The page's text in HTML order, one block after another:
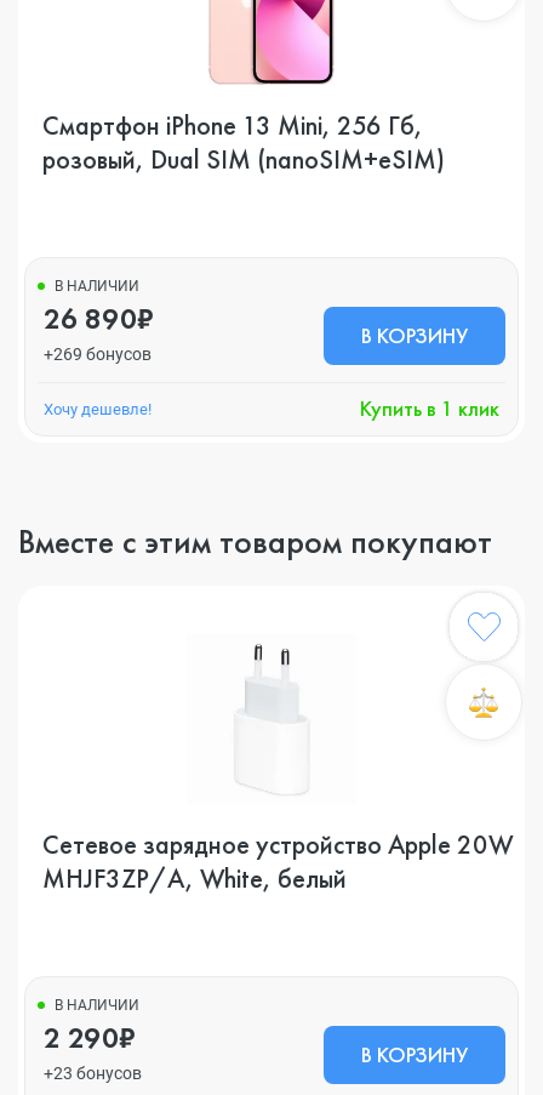
Смартфон iPhone 13 Mini, 256 Гб,
розовый, Dual SIM (nanoSIM+eSIM)
В НАЛИЧИИ
26 890₽
+269 бонусов
В КОРЗИНУ
Хочу дешевле! Купить в 1 клик
Вместе с этим товаром покупают
Сетевое зарядное устройство Apple 20W
MHJF3ZP/A, White, белый
В НАЛИЧИИ
2 290₽
+23 бонусов
В КОРЗИНУ